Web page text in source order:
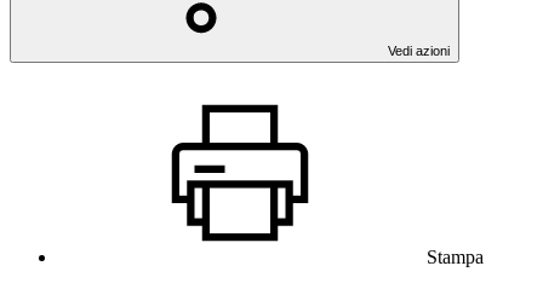
Vedi azioni
Stampa